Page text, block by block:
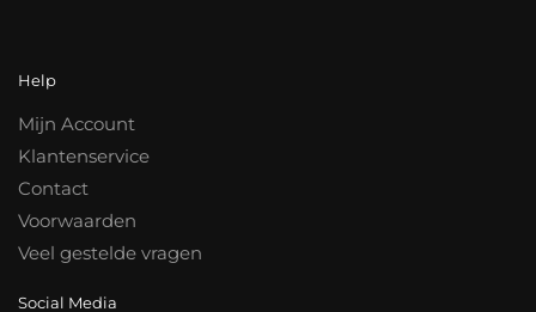
Help
Mijn Account
Klantenservice
Contact
Voorwaarden
Veel gestelde vragen
Social Media